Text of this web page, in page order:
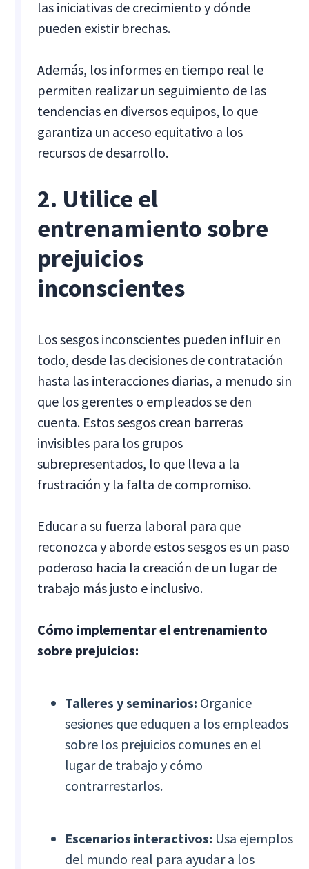
las iniciativas de crecimiento y dónde
pueden existir brechas.
Además, los informes en tiempo real le
permiten realizar un seguimiento de las
tendencias en diversos equipos, lo que
garantiza un acceso equitativo a los
recursos de desarrollo.
2. Utilice el
entrenamiento sobre
prejuicios
inconscientes
Los sesgos inconscientes pueden influir en
todo, desde las decisiones de contratación
hasta las interacciones diarias, a menudo sin
que los gerentes o empleados se den
cuenta. Estos sesgos crean barreras
invisibles para los grupos
subrepresentados, lo que lleva a la
frustración y la falta de compromiso.
Educar a su fuerza laboral para que
reconozca y aborde estos sesgos es un paso
poderoso hacia la creación de un lugar de
trabajo más justo e inclusivo.
Cómo implementar el entrenamiento
sobre prejuicios:
Talleres y seminarios: Organice
sesiones que eduquen a los empleados
sobre los prejuicios comunes en el
lugar de trabajo y cómo
contrarrestarlos.
Escenarios interactivos: Usa ejemplos
del mundo real para ayudar a los